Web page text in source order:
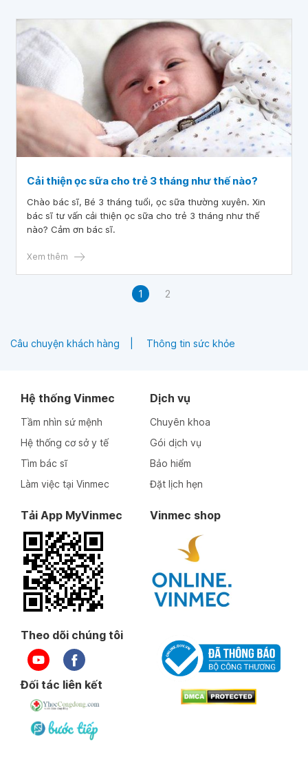
Cải thiện ọc sữa cho trẻ 3 tháng như thế nào?
Chào bác sĩ, Bé 3 tháng tuổi, ọc sữa thường xuyên. Xin
bác sĩ tư vấn cải thiện ọc sữa cho trẻ 3 tháng như thế
nào? Cảm ơn bác sĩ.
Xem thêm
1 2
Câu chuyện khách hàng Thông tin sức khỏe
Hệ thống Vinmec
Tầm nhìn sứ mệnh
Hệ thống cơ sở y tế
Tìm bác sĩ
Làm việc tại Vinmec
Dịch vụ
Chuyên khoa
Gói dịch vụ
Bảo hiểm
Đặt lịch hẹn
Tải App MyVinmec Vinmec shop
Theo dõi chúng tôi
Đối tác liên kết